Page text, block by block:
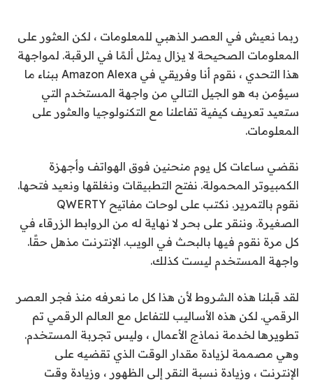
ربما نعيش في العصر الذهبي للمعلومات ، لكن العثور على
المعلومات الصحيحة لا يزال يمثل ألمًا في الرقبة. لمواجهة
هذا التحدي ، نقوم أنا وفريقي في Amazon Alexa ببناء ما
سيؤمن به هو الجيل التالي من واجهة المستخدم التي
ستعيد تعريف كيفية تفاعلنا مع التكنولوجيا والعثور على
المعلومات.
نقضي ساعات كل يوم منحنين فوق الهواتف وأجهزة
الكمبيوتر المحمولة. نفتح التطبيقات ونغلقها ونعيد فتحها.
نقوم بالتمرير. نكتب على لوحات مفاتيح QWERTY
الصغيرة. وننقر على بحر لا نهاية له من الروابط الزرقاء في
كل مرة نقوم فيها بالبحث في الويب. الإنترنت مذهل حقًا.
واجهة المستخدم ليست كذلك.
لقد قبلنا هذه الشروط لأن هذا كل ما نعرفه منذ فجر العصر
الرقمي. لكن هذه الأساليب للتفاعل مع العالم الرقمي تم
تطويرها لخدمة نماذج الأعمال ، وليس تجربة المستخدم.
وهي مصممة لزيادة مقدار الوقت الذي تقضيه على
الإنترنت ، وزيادة نسبة النقر إلى الظهور ، وزيادة وقت